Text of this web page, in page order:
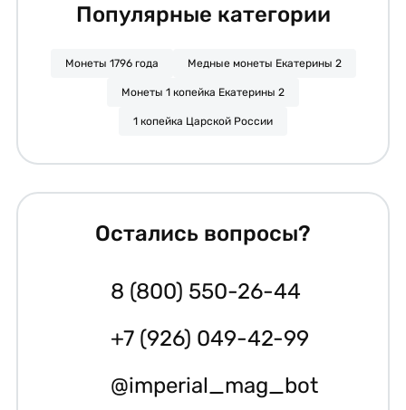
Популярные категории
Монеты 1796 года Медные монеты Екатерины 2
Монеты 1 копейка Екатерины 2
1 копейка Царской России
Остались вопросы?
8 (800) 550-26-44
+7 (926) 049-42-99
@imperial_mag_bot